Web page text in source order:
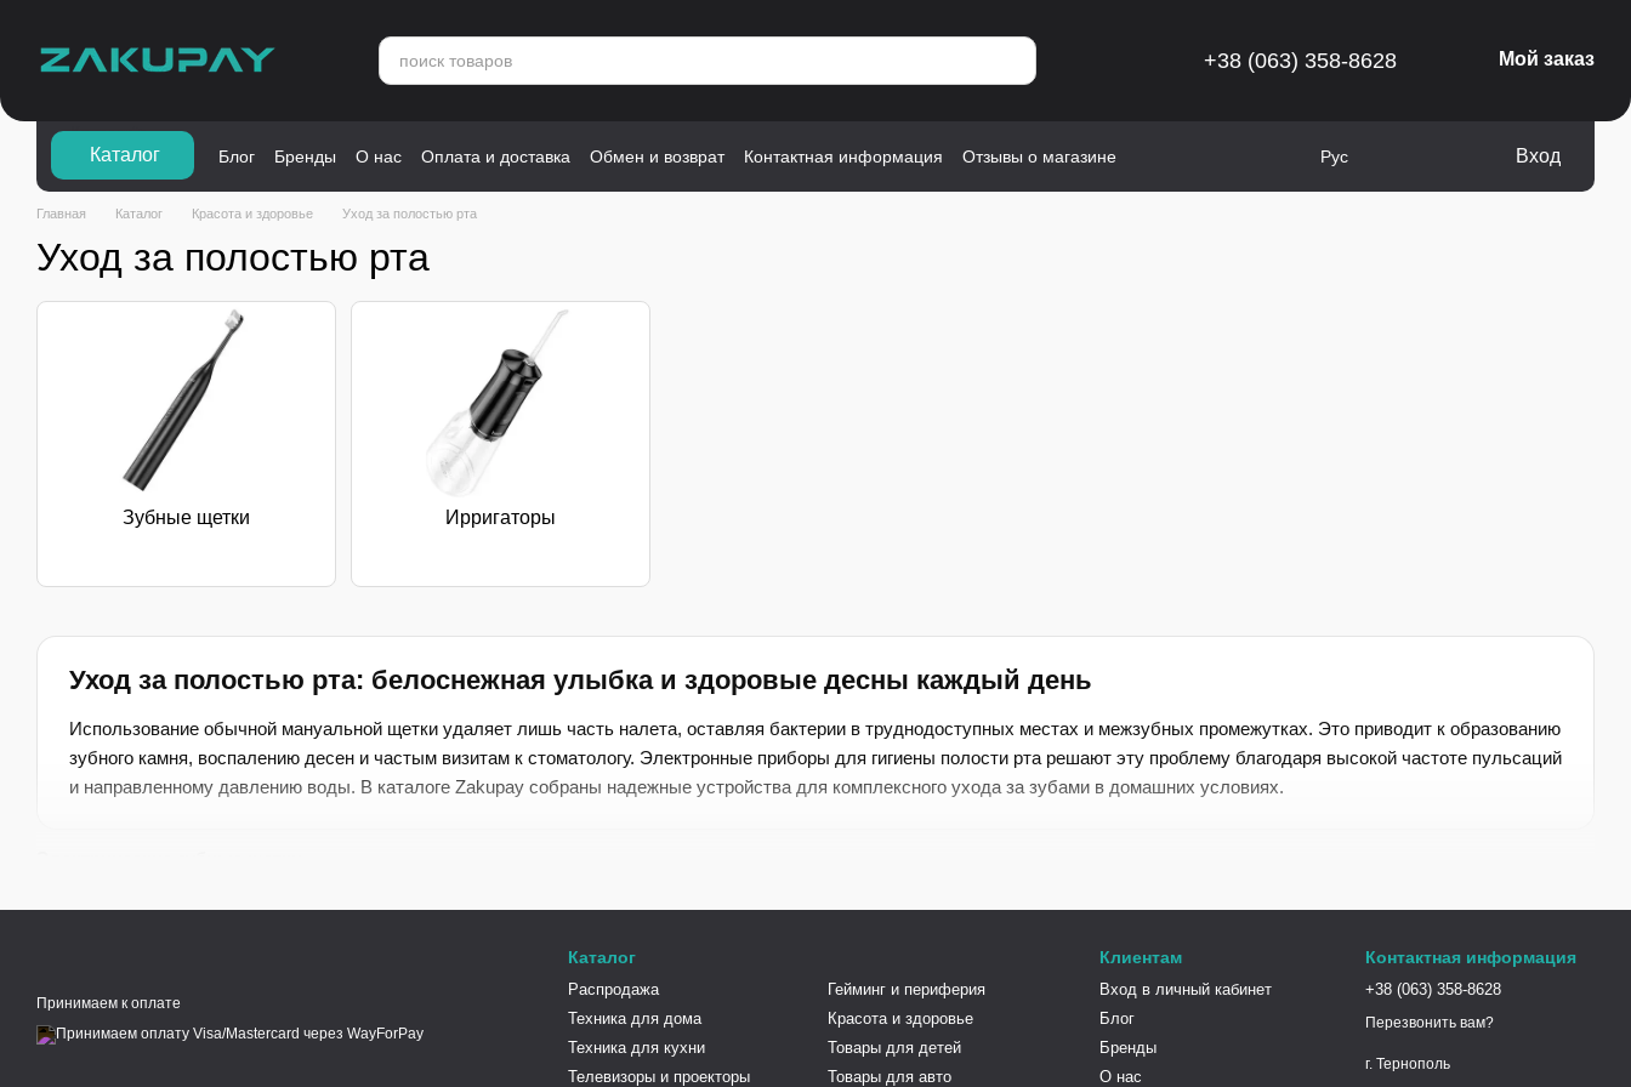
+38 (063) 358-8628 Мой заказ
Каталог">
Каталог Блог Бренды О нас Оплата и доставка Обмен и возврат Контактная информация Отзывы о магазине Рус Вход
Главная Каталог Красота и здоровье Уход за полостью рта
Уход за полостью рта
Уход за полостью рта: белоснежная улыбка и здоровые десны каждый день
Использование обычной мануальной щетки удаляет лишь часть налета, оставляя бактерии в труднодоступных местах и межзубных промежутках. Это приводит к образованию
зубного камня, воспалению десен и частым визитам к стоматологу. Электронные приборы для гигиены полости рта решают эту проблему благодаря высокой частоте пульсаций
и направленному давлению воды. В каталоге Zakupay собраны надежные устройства для комплексного ухода за зубами в домашних условиях.
Вымывают остатки пищи и бактерии из межзубных промежутков, пародонтальных карманов и из-под ортодонтических конструкций (брекетов, имплантов) с помощью пульсирующей
струи воды.
Зубные щетки Ирригаторы
Принимаем к оплате
Каталог
Распродажа
Техника для дома
Техника для кухни
Телевизоры и проекторы
Гейминг и периферия
Красота и здоровье
Товары для детей
Товары для авто
Клиентам
Вход в личный кабинет
Блог
Бренды
О нас
Контактная информация
+38 (063) 358-8628
Перезвонить вам?
г. Тернополь